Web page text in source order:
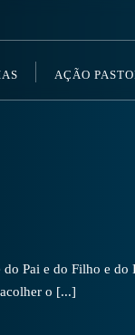
AÇÃO
Pai e do Filho e
o [...]